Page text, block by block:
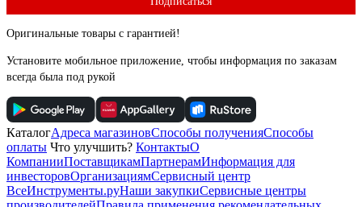
Оригинальные товары с гарантией!
Установите мобильное приложение, чтобы информация по заказам
всегда была под рукой
КаталогАдреса магазиновСпособы полученияСпособы
оплаты Что улучшить? КонтактыО
КомпанииПоставщикамПартнерамИнформация для
инвесторовОрганизациямСервисный центр
ВсеИнструменты.руНаши закупкиСервисные центры